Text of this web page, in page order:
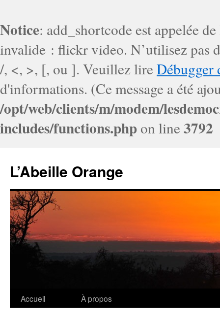
Notice: add_shortcode est appelée
invalide : flickr video. N’utilisez pas
/, <, >, [, ou ]. Veuillez lireDébugger
d'informations. (Ce message a été
/opt/web/clients/m/modem/
includes/functions.php on line3792
L’Abeille Orange
Aller
Accueil À propos